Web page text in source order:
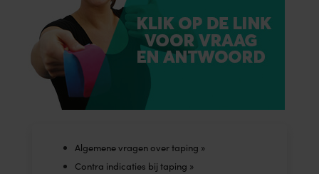
Algemene vragen over taping »
Contra indicaties bij taping »